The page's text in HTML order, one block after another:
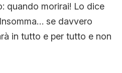
quando morirai! Lo dice
se davvero
in tutto e per tutto e non